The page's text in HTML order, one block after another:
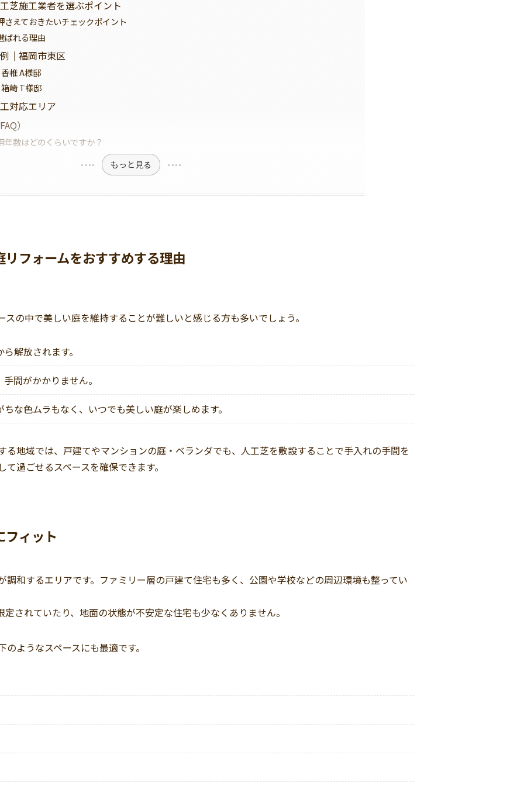
芝施工業者を選ぶポイント
さえておきたいチェックポイント
ばれる理由
｜福岡市東区
椎 A様邸
崎 T様邸
対応エリア
）
年数はどのくらいですか？
もっと見る
フォームをおすすめする理由
の中で美しい庭を維持することが難しいと感じる方も多いでしょう。
解放されます。
間がかかりません。
な色ムラもなく、いつでも美しい庭が楽しめます。
る地域では、戸建てやマンションの庭・ベランダでも、人工芝を敷設することで手入れの手間を
過ごせるスペースを確保できます。
フィット
調和するエリアです。ファミリー層の戸建て住宅も多く、公園や学校などの周辺環境も整ってい
されていたり、地面の状態が不安定な住宅も少なくありません。
ようなスペースにも最適です。